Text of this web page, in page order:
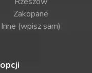
Zakopane
Inne (wpisz sam)